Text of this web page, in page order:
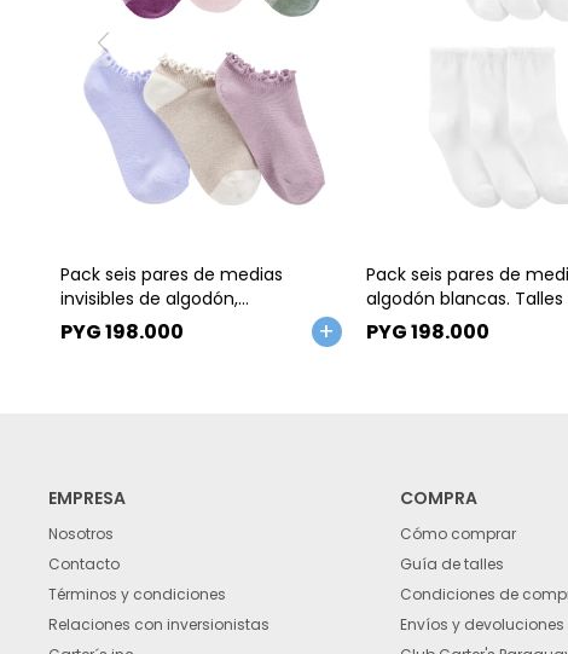
Pack seis pares de medias
invisibles de algodón,
festoneadas. Talles 4/7-8/14
PYG198.000
Pack seis pares de
algodón blancas.
PYG198.000
EMPRESA
Nosotros
Contacto
Términos y condiciones
Relaciones con inversionistas
COMPRA
Cómo comprar
Guía de talles
Condiciones de
Envíos y devoluciones